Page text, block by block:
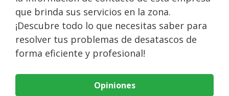
que brinda sus servicios en la zona.
¡Descubre todo lo que necesitas saber para
resolver tus problemas de desatascos de
forma eficiente y profesional!
Opiniones